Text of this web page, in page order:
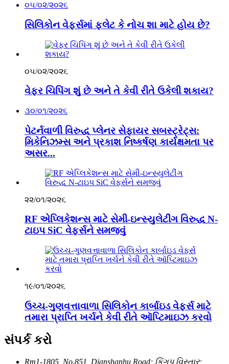
૦૫/૦૨/૨૦૨૬
સિલિકોન વેફર્સમાં ફ્લેટ કે નોચ શા માટે હોય છે?
૦૫/૦૨/૨૦૨૬
વેફર ચિપિંગ શું છે અને તે કેવી રીતે ઉકેલી શકાય?
૩૦/૦૧/૨૦૨૬
પેટર્નવાળી વિરુદ્ધ પ્લેનર સેફાયર સબસ્ટ્રેટ્સ:
મિકેનિઝમ્સ અને પ્રકાશ નિષ્કર્ષણ કાર્યક્ષમતા પર
અસર...
૨૨/૦૧/૨૦૨૬
RF એપ્લિકેશન્સ માટે સેમી-ઇન્સ્યુલેટીંગ વિરુદ્ધ N-
ટાઇપ SiC વેફર્સને સમજવું
૧૯/૦૧/૨૦૨૬
ઉચ્ચ-ગુણવત્તાવાળા સિલિકોન કાર્બાઇડ વેફર્સ માટે
તમારા પ્રાપ્તિ ખર્ચને કેવી રીતે ઑપ્ટિમાઇઝ કરવો
સંપર્ક કરો
Rm1-1805, No.851, Dianshanhu Road; કિંગપુ વિસ્તાર;